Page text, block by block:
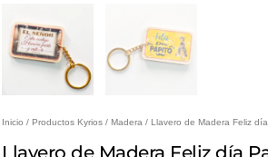
Inicio / Productos Kyrios / Madera / Llavero de Madera Feliz
Llavero de Madera Feliz día